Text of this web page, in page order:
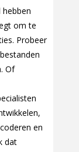
om te
Probeer
Of
en
dat